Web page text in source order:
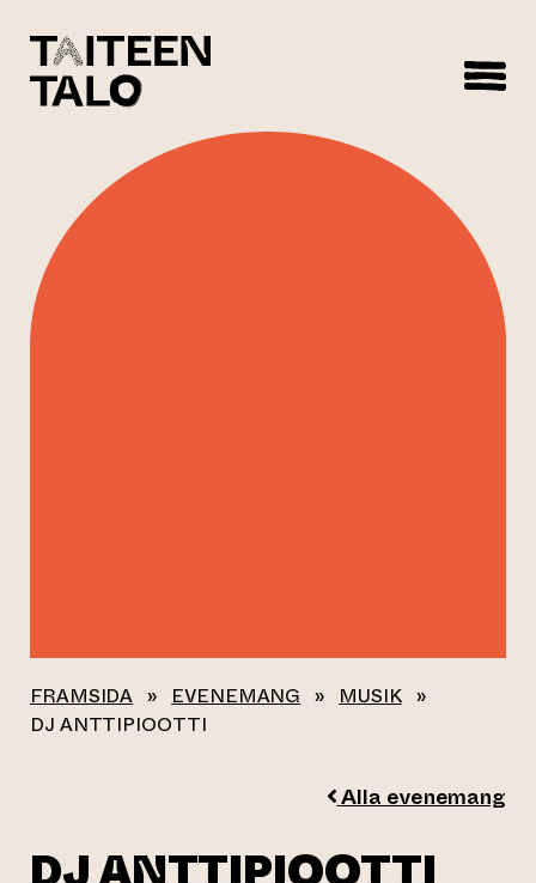
FRAMSIDA » EVENEMANG » MUSIK »
DJ ANTTIPIOOTTI
Alla evenemang